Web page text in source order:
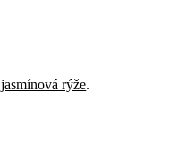
jasmínová rýže.